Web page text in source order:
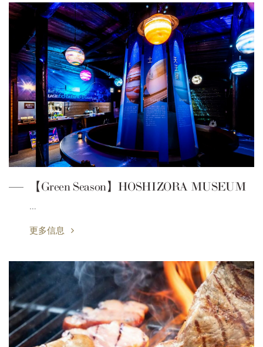
【Green Season】HOSHIZORA MUSEUM
…
更多信息